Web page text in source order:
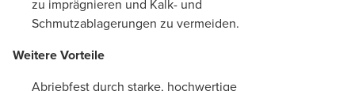
zu imprägnieren und Kalk- und
Schmutzablagerungen zu vermeiden.
Weitere Vorteile
Abriebfest durch starke, hochwertige